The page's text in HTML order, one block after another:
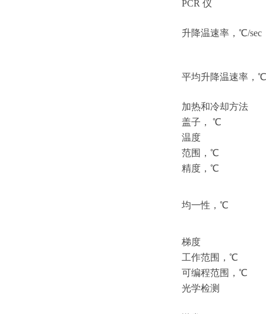
PCR 仪
升降温速率， ℃/sec
平均升降温速率，
加热和冷却方法
盖子，
℃
温度
范围， ℃
精度， ℃
均一性， ℃
梯度
工作范围， ℃
可编程范围， ℃
光学检测